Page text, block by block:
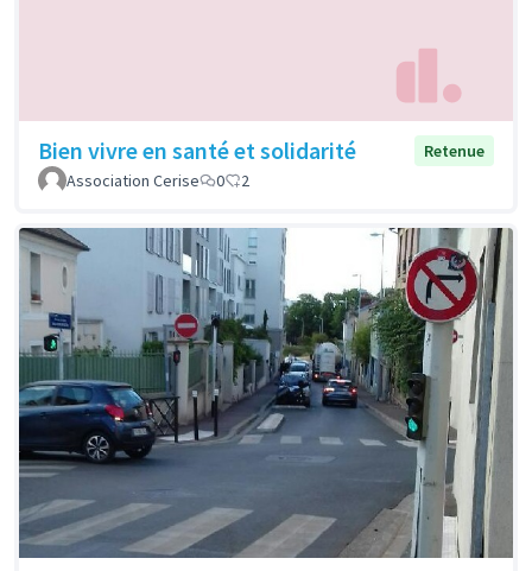
Bien vivre en santé et solidarité
Retenue
Association Cerise
0 2